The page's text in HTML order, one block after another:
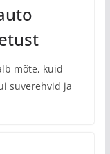
mõte, kuid
suverehvid ja